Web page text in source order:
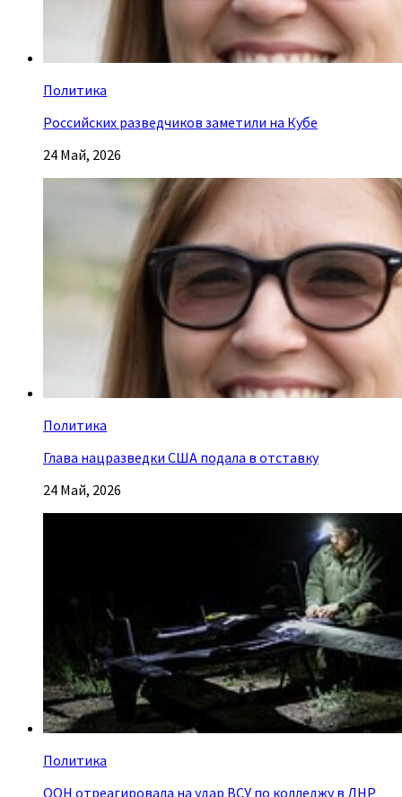
Политика
Российских разведчиков заметили на Кубе
24 Май, 2026
Политика
Глава нацразведки США подала в отставку
24 Май, 2026
Политика
ООН отреагировала на удар ВСУ по колледжу в ЛНР